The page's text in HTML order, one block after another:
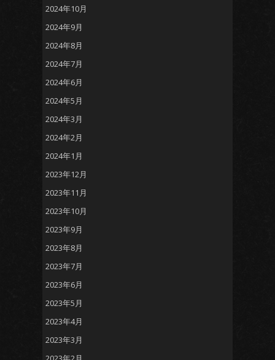
2024年10月
2024年9月
2024年8月
2024年7月
2024年6月
2024年5月
2024年3月
2024年2月
2024年1月
2023年12月
2023年11月
2023年10月
2023年9月
2023年8月
2023年7月
2023年6月
2023年5月
2023年4月
2023年3月